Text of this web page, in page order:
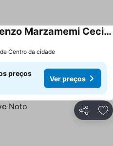
Appartamenti San Lorenzo Marzamemi Cecilia
Centro da cidade
preços
Ver preços
Partilhar